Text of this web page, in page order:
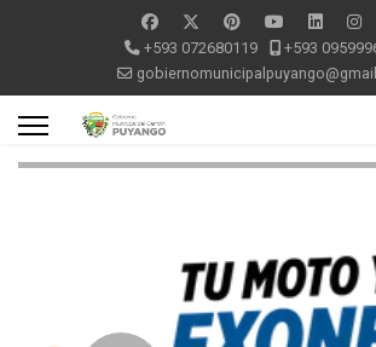
+593 072680119
+593